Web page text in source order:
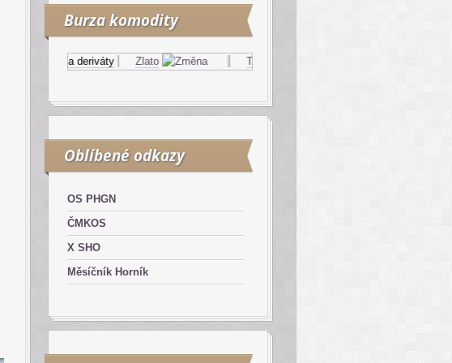
Burza komodity
Komodity a deriváty Zlato Topný olej
Oblíbené odkazy
OS PHGN
ČMKOS
X SHO
Měsíčník Horník